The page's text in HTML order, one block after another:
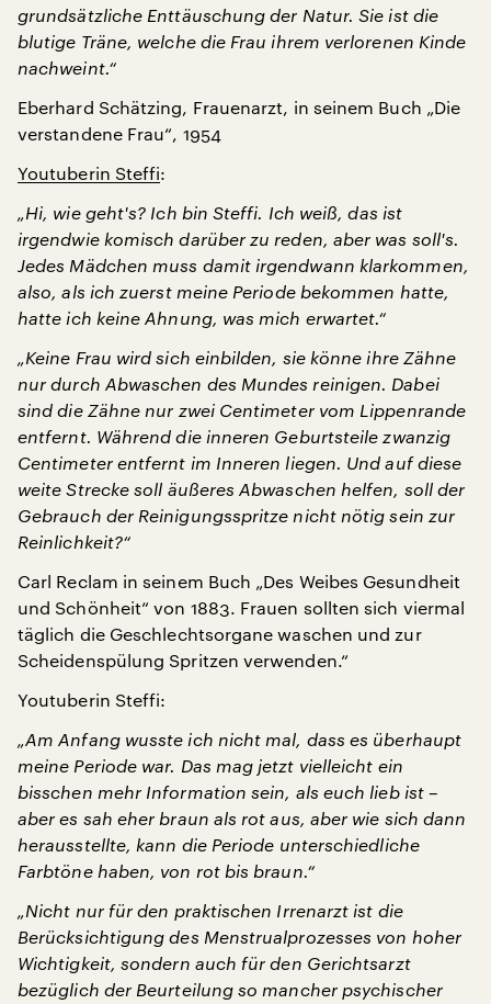
grundsätzliche Enttäuschung der Natur. Sie ist die
blutige Träne, welche die Frau ihrem verlorenen Kinde
nachweint.“
Eberhard Schätzing, Frauenarzt, in seinem Buch „Die
verstandene Frau“, 1954
Youtuberin Steffi:
„Hi, wie geht's? Ich bin Steffi. Ich weiß, das ist
irgendwie komisch darüber zu reden, aber was soll's.
Jedes Mädchen muss damit irgendwann klarkommen,
also, als ich zuerst meine Periode bekommen hatte,
hatte ich keine Ahnung, was mich erwartet.“
„Keine Frau wird sich einbilden, sie könne ihre Zähne
nur durch Abwaschen des Mundes reinigen. Dabei
sind die Zähne nur zwei Centimeter vom Lippenrande
entfernt. Während die inneren Geburtsteile zwanzig
Centimeter entfernt im Inneren liegen. Und auf diese
weite Strecke soll äußeres Abwaschen helfen, soll der
Gebrauch der Reinigungsspritze nicht nötig sein zur
Reinlichkeit?“
Carl Reclam in seinem Buch „Des Weibes Gesundheit
und Schönheit“ von 1883. Frauen sollten sich viermal
täglich die Geschlechtsorgane waschen und zur
Scheidenspülung Spritzen verwenden.“
Youtuberin Steffi:
„Am Anfang wusste ich nicht mal, dass es überhaupt
meine Periode war. Das mag jetzt vielleicht ein
bisschen mehr Information sein, als euch lieb ist –
aber es sah eher braun als rot aus, aber wie sich dann
herausstellte, kann die Periode unterschiedliche
Farbtöne haben, von rot bis braun.“
„Nicht nur für den praktischen Irrenarzt ist die
Berücksichtigung des Menstrualprozesses von hoher
Wichtigkeit, sondern auch für den Gerichtsarzt
bezüglich der Beurteilung so mancher psychischer